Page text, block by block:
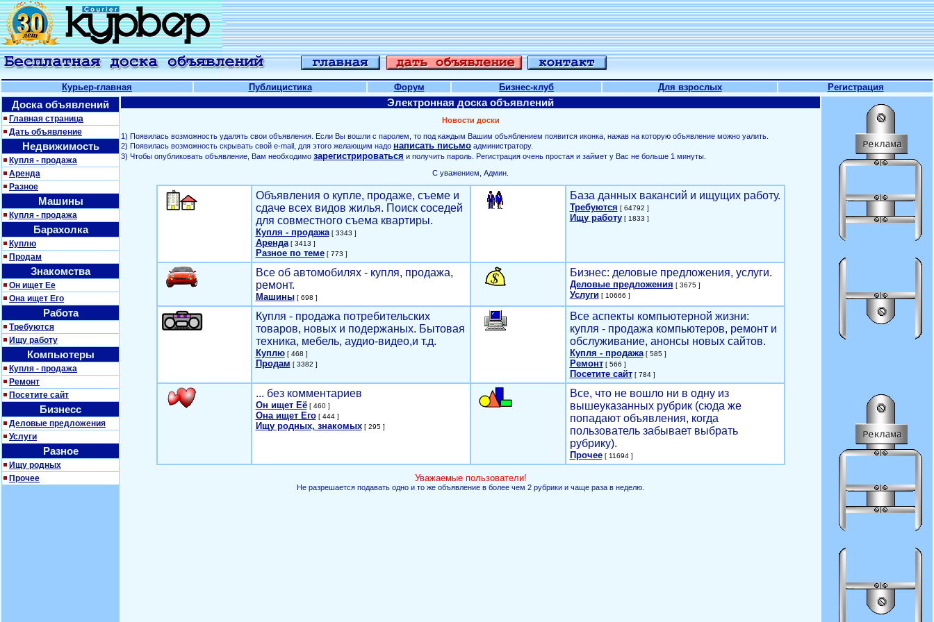
Курьер-главная Публицистика Форум Бизнес-клуб Для взрослых Регистрация
Доска объявлений
Главная страница
Дать объявление
Недвижимость
Купля - продажа
Аренда
Разное
Машины
Купля - продажа
Барахолка
Куплю
Продам
Знакомства
Он ищет Ее
Она ищет Его
Работа
Требуются
Ищу работу
Компьютеры
Купля - продажа
Ремонт
Посетите сайт
Бизнесс
Деловые предложения
Услуги
Разное
Ищу родных
Прочее
Электронная доска объявлений
Новости доски
1) Появилась возможность удалять свои объявления. Если Вы вошли с паролем, то под каждым Вашим объяблением появится иконка, нажав на которую объявление можно уалить.
2) Появилась возможность скрывать свой е-mail, для этого желающим надо написать письмо администратору.
3) Чтобы опубликовать объявление, Вам необходимо зарегистрироваться и получить пароль. Регистрация очень простая и займет у Вас не больше 1 минуты.
С уважением, Админ.
Объявления о купле, продаже, съеме и
сдаче всех видов жилья. Поиск соседей
для совместного съема квартиры.
Купля - продажа[ 3343 ]
Аренда[ 3413 ]
Разное по теме[ 773 ]
База данных вакансий и ищущих работу.
Требуются [ 64792 ]
Ищу работу[ 1833 ]
Все об автомобилях - купля, продажа,
ремонт.
Машины[ 698 ]
Бизнес: деловые предложения, услуги.
Деловые предложения [ 3675 ]
Услуги[ 10666 ]
Купля - продажа потребительских
товаров, новых и подержаных. Бытовая
техника, мебель, аудио-видео,и т.д.
Куплю[ 468 ]
Продам [ 3382 ]
Все аспекты компьютерной жизни:
купля - продажа компьютеров, ремонт и
обслуживание, анонсы новых сайтов.
Купля - продажа[ 585 ]
Ремонт[ 566 ]
Посетите сайт[ 784 ]
... без комментариев
Он ищет Её[ 460 ]
Она ищет Его[ 444 ]
Ищу родных, знакомых[ 295 ]
Все, что не вошло ни в одну из
вышеуказанных рубрик (сюда же
попадают объявления, когда
пользователь забывает выбрать
рубрику).
Прочее[ 11694 ]
Уважаемые пользователи!
Не разрешается подавать одно и то же объявление в более чем 2 рубрики и чаще раза в неделю.